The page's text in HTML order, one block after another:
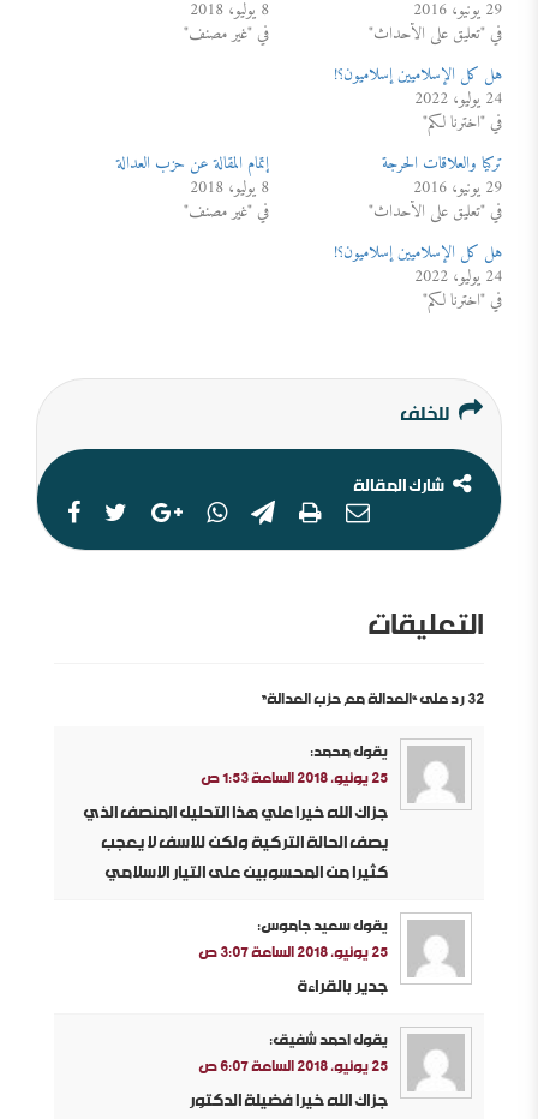
29 يونيو، 2016
في "تعليق على الأحداث"
8 يوليو، 2018
في "غير مصنف"
هل كل الإسلاميين إسلاميون؟!
24 يوليو، 2022
في "اخترنا لكم"
تركيا والعلاقات الحرجة
29 يونيو، 2016
في "تعليق على الأحداث"
إتمام المقالة عن حزب العدالة
8 يوليو، 2018
في "غير مصنف"
هل كل الإسلاميين إسلاميون؟!
24 يوليو، 2022
في "اخترنا لكم"
للخلف
شارك المقالة
التعليقات
32 رد على “العدالة مع حزب العدالة”
يقولمحمد:
25 يونيو، 2018 الساعة 1:53 ص
جزاك الله خيرا علي هذا التحليل المنصف الذي
يصف الحالة التركية ولكن للاسف لا يعجب
كثيرا من المحسوبين على التيار الاسلامي
يقولسعيد جاموس:
25 يونيو، 2018 الساعة 3:07 ص
جدير بالقراءة
يقولاحمد شفيق:
25 يونيو، 2018 الساعة 6:07 ص
جزاك الله خيرا فضيلة الدكتور